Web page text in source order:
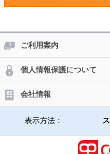
ご利用案内
個人情報保護について
会社情報
表示方法：